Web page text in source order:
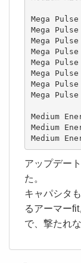
Mega
Mega
Mega
Mega
Mega
Mega
Mega
Mega
Medium
Medium
Medium
アップデー
た。
キャパシタ
るアーマー
で、撃たれ